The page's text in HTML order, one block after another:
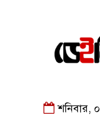
শনিবার,